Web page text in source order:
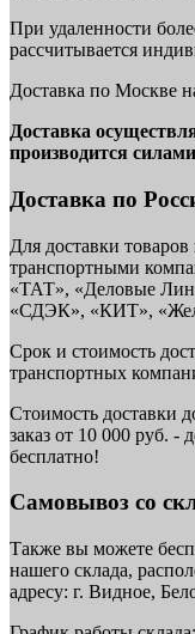
При удаленности
рассчитывается
Доставка по Москве
Доставка
производится
Доставка по
Для доставки
транспортными
«ТАТ», «Деловые
«СДЭК», «КИТ»,
Срок и стоимость
транспортных
Стоимость доставки
заказ от 10 000 руб. -
бесплатно!
Самовывоз со
Также вы можете
нашего склада,
адресу: г. Видное,